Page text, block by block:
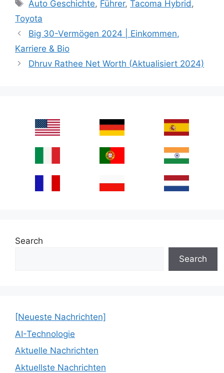
Auto Geschichte, Führer,Tacoma Hybrid,
Toyota
Big 30-Vermögen 2024 | Einkommen,
Karriere & Bio
Dhruv Rathee Net Worth (Aktualisiert 2024)
Search
Search
[Neueste Nachrichten]
AI-Technologie
Aktuelle Nachrichten
Aktuellste Nachrichten